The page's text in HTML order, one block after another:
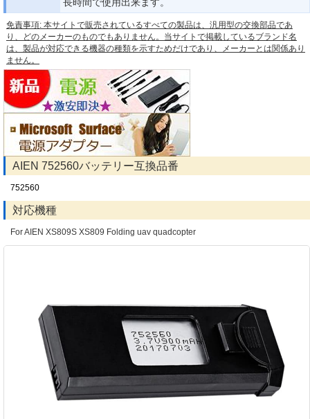
長時間で使用出来ます。
免責事項: 本サイトで販売されているすべての製品は、汎用型の交換部品であ
り、どのメーカーのものでもありません。当サイトで掲載しているブランド名
は、製品が対応できる機器の種類を示すためだけであり、メーカーとは関係あり
ません。
AIEN 752560バッテリー互換品番
752560
対応機種
For AIEN XS809S XS809 Folding uav quadcopter